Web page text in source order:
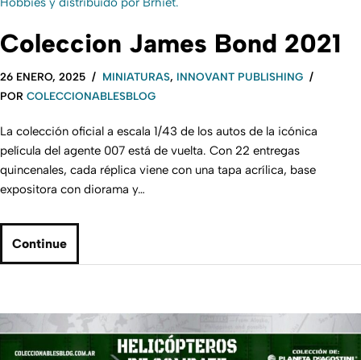
Coleccion James Bond 2021
26 ENERO, 2025 MINIATURAS, INNOVANT PUBLISHING
POR COLECCIONABLESBLOG
La colección oficial a escala 1/43 de los autos de la icónica
película del agente 007 está de vuelta. Con 22 entregas
quincenales, cada réplica viene con una tapa acrílica, base
expositora con diorama y…
Continue